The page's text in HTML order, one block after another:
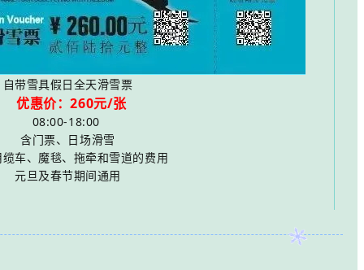
自带雪具假日全天滑雪票
优惠价：260元/张
08:00-18:00
含门票、日场滑雪
车、魔毯、拖牵和雪道的费用
元旦及春节期间通用